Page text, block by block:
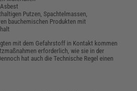
Putzen, Spachtelmassen,
bauchemischen Produkten mit
mit dem Gefahrstoff in Kontakt kommen
erforderlich, wie sie in der
hat auch die Technische Regel einen